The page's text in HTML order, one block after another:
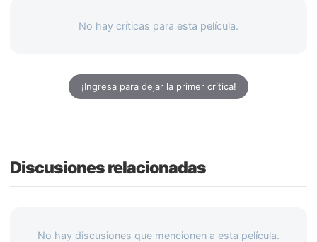
No hay críticas para esta película.
¡Ingresa para dejar la primer crítica!
Discusiones relacionadas
No hay discusiones que mencionen a esta película.